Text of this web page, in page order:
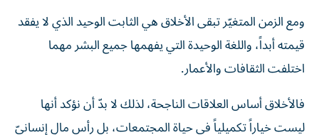
ومع الزمن المتغيّر تبقى الأخلاق هي الثابت الوحيد الذي لا يفقد
قيمته أبداً، واللغة الوحيدة التي يفهمها جميع البشر مهما
اختلفت الثقافات والأعمار.
فالأخلاق أساس العلاقات الناجحة، لذلك لا بدّ أن نؤكد أنها
ليست خياراً تكميلياً في حياة المجتمعات، بل رأس مالٍ إنسانيّ